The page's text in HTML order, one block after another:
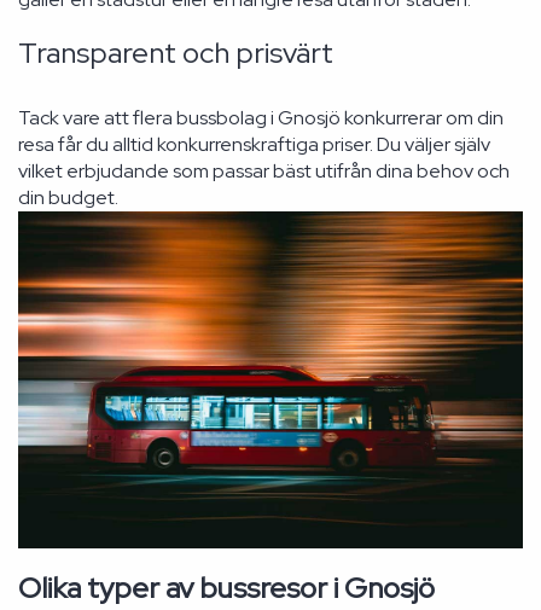
Transparent och prisvärt
Tack vare att flera bussbolag i Gnosjö konkurrerar om din
resa får du alltid konkurrenskraftiga priser. Du väljer själv
vilket erbjudande som passar bäst utifrån dina behov och
din budget.
Olika typer av bussresor i Gnosjö